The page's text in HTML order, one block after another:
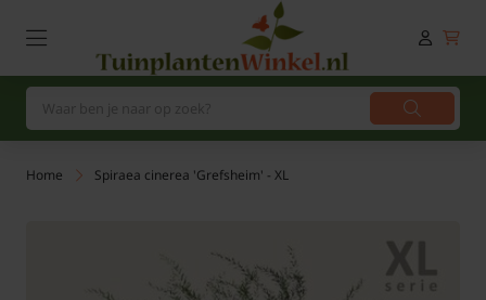
Home Spiraea cinerea 'Grefsheim' - XL